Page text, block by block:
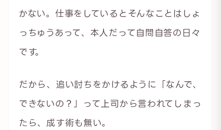
かない。仕事をしているとそんなことはしょ
っちゅうあって、本人だって自問自答の日々
です。
だから、追い討ちをかけるように「なんで、
できないの？」って上司から言われてしまっ
たら、成す術も無い。